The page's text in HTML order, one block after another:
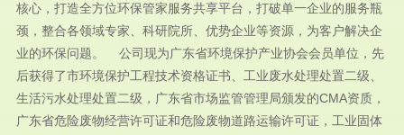
核心，打造全方位环保管家服务共享平台，打破单一企业的服务瓶
颈，整合各领域专家、科研院所、优势企业等资源，为客户解决企
业的环保问题。 公司现为广东省环境保护产业协会会员单位，先
后获得了市环境保护工程技术资格证书、工业废水处理处置二级、
生活污水处理处置二级，广东省市场监管管理局颁发的CMA资质，
广东省危险废物经营许可证和危险废物道路运输许可证，工业固体